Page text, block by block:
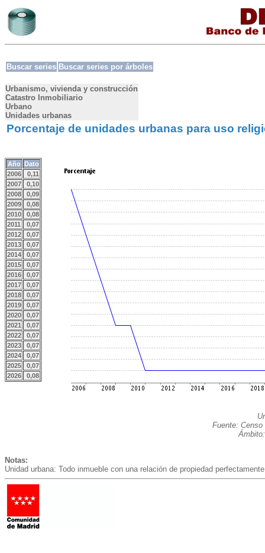
Buscar series Buscar series por árboles
Urbanismo, vivienda y construcción
Catastro Inmobiliario
Urbano
Unidades urbanas
Porcentaje de unidades urbanas para uso
Año Dato
2006
0,11
2007
0,10
2008
0,09
2009
0,08
2010
0,08
2011
0,07
2012
0,07
2013
0,07
2014
0,07
2015
0,07
2016
0,07
2017
0,07
2018
0,07
2019
0,07
2020
0,07
2021
0,07
2022
0,07
2023
0,07
2024
0,07
2025
0,07
2026
0,08
Fuente:
Notas:
Unidad urbana: Todo inmueble con una relación de propiedad